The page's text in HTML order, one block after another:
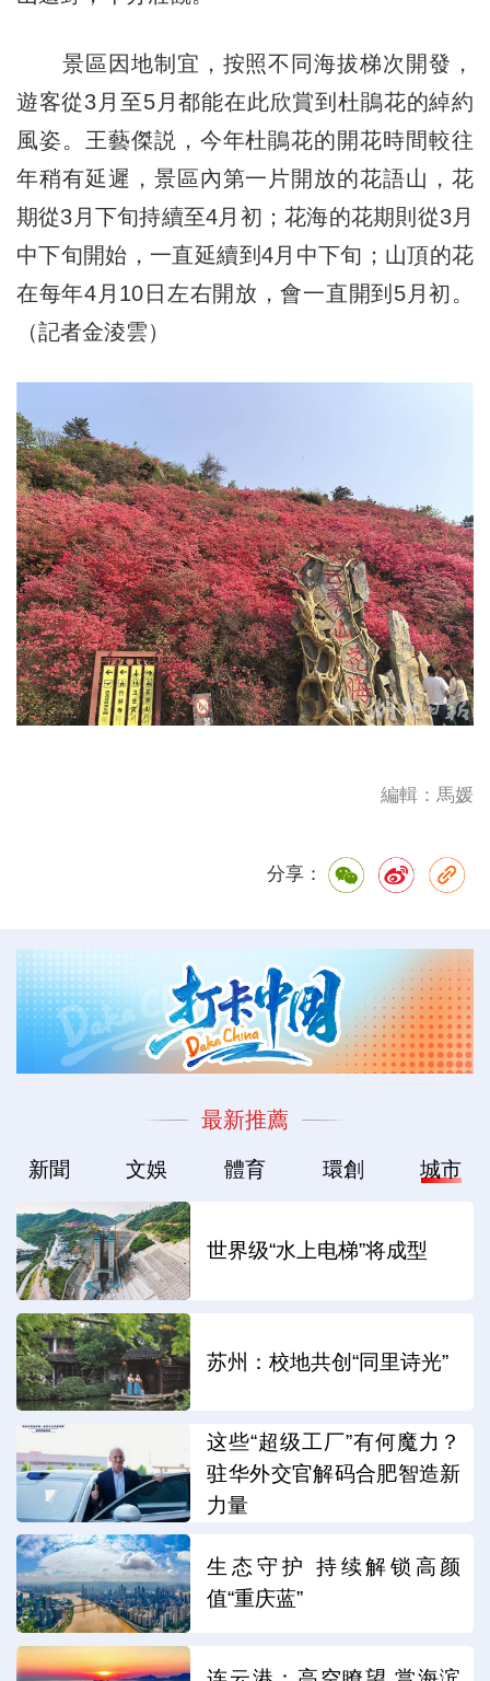
景區因地制宜，按照不同海拔梯次開發，
遊客從3月至5月都能在此欣賞到杜鵑花的綽約
風姿。王藝傑説，今年杜鵑花的開花時間較往
年稍有延遲，景區內第一片開放的花語山，花
期從3月下旬持續至4月初；花海的花期則從3月
中下旬開始，一直延續到4月中下旬；山頂的花
在每年4月10日左右開放，會一直開到5月初。
（記者金淩雲）
編輯：馬媛
分享：
最新推薦
新聞 文娛 體育 環創 城市
世界级“水上电梯”将成型
苏州：校地共创“同里诗光”
这些“超级工厂”有何魔力？
驻华外交官解码合肥智造新
力量
生态守护 持续解锁高颜
值“重庆蓝”